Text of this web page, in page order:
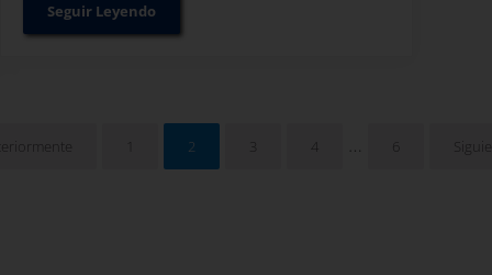
uno, dos y tres elementos
Seguir LeyendoSistemas de control modulante en calderas de vapor
Página
2 Página
4 Páginas
… 6